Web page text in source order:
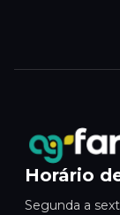
Horário
Segunda a